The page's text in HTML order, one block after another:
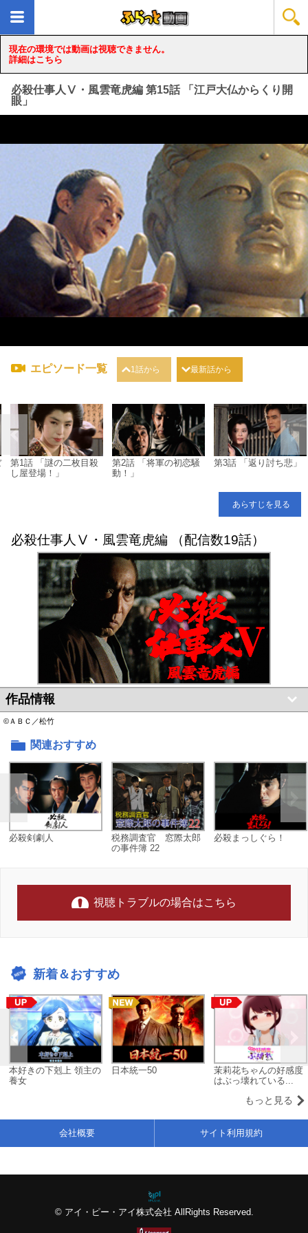
現在の環境では動画は視聴できません。
詳細はこちら
必殺仕事人Ⅴ・風雲竜虎編 第15話 「江戸大仏からくり開
眼」
loading...
エピソード一覧 1話から 最新話から
第1話 「謎の二枚目殺
し屋登場！」
第2話 「将軍の初恋騒
動！」
第3話 「返り討ち悲」
あらすじを見る
必殺仕事人Ⅴ・風雲竜虎編 （配信数19話）
作品情報
©ＡＢＣ／松竹
関連おすすめ
必殺剣劇人
税務調査官 窓際太郎
の事件簿 22
必殺まっしぐら！
視聴トラブルの場合はこちら
新着＆おすすめ
本好きの下剋上 領主の
養女
日本統一50
茉莉花ちゃんの好感度
はぶっ壊れている...
もっと見る
© アイ・ピー・アイ株式会社 AllRights Reserved.
会社概要 サイト利用規約